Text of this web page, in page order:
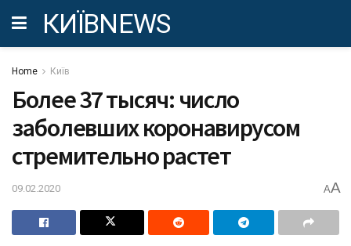
КИЇВNEWS
Home Київ
Более 37 тысяч: число
заболевших коронавирусом
стремительно растет
09.02.2020 AA